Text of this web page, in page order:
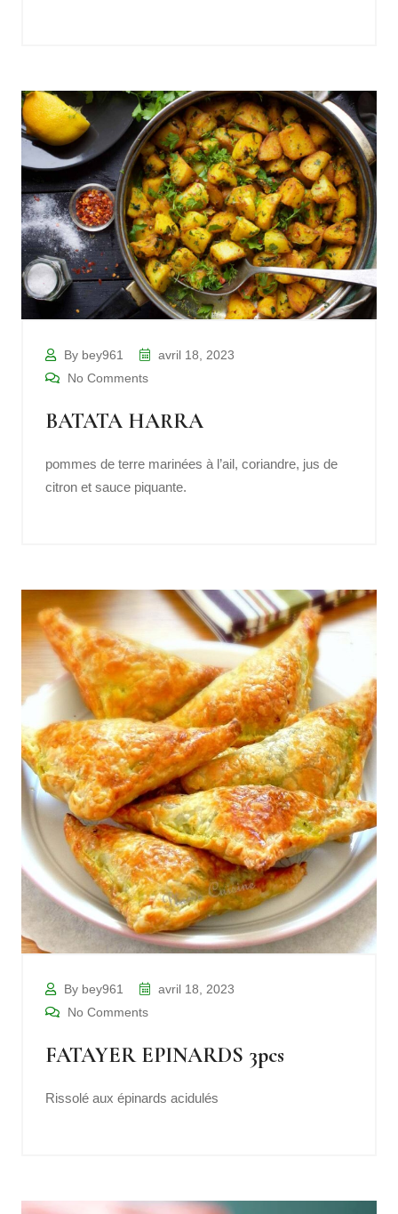
By bey961
avril 18, 2023
No Comments
BATATA HARRA
pommes de terre marinées à l’ail, coriandre, jus de
citron et sauce piquante.
By bey961
avril 18, 2023
No Comments
FATAYER EPINARDS 3pcs
Rissolé aux épinards acidulés